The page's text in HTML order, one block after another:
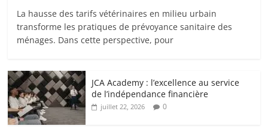
La hausse des tarifs vétérinaires en milieu urbain
transforme les pratiques de prévoyance sanitaire des
ménages. Dans cette perspective, pour
JCA Academy : l’excellence au service
de l’indépendance financière
juillet 22, 2026 0